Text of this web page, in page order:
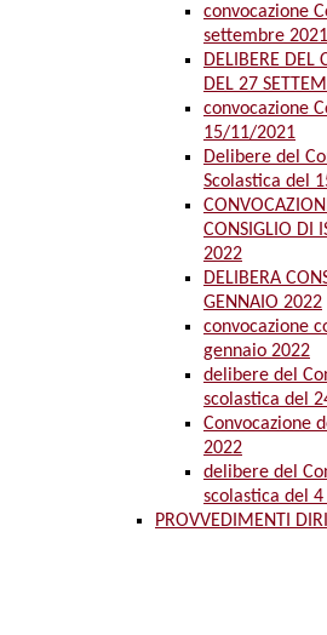
convocazione
settembre 2021
DELIBERE DEL
DEL 27
convocazione
15/11/2021
Delibere del
Scolastica del
CONSIGLIO DI
2022
DELIBERA
GENNAIO 2022
convocazione
gennaio 2022
delibere del
scolastica del
Convocazione
2022
delibere del
scolastica del
PROVVEDIMENTI